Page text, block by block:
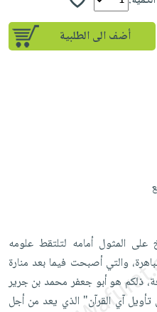
أضف الى الطلبية
على المثول أمامه لتلتقط علومه
والتي أصبحت فيما بعد منارة
ذلكم هو أبو جعفر محمد بن جرير
آي القرآن" الذي يعد من أجل